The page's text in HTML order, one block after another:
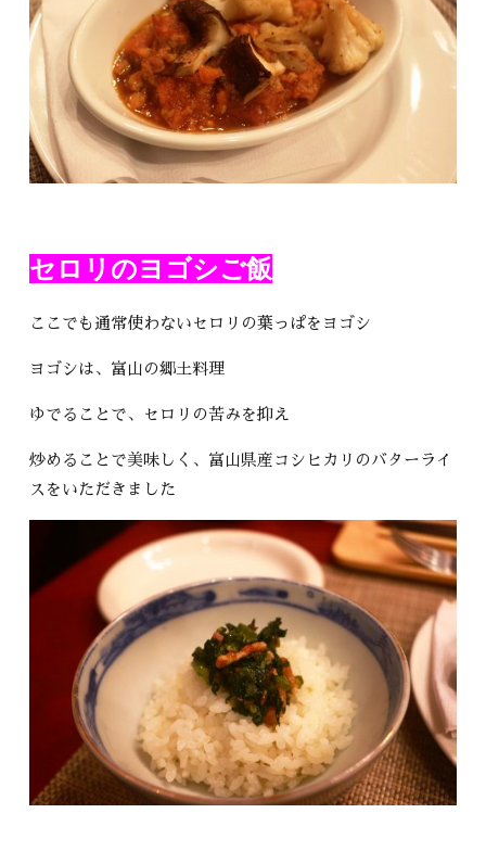
セロリのヨゴシご飯
ここでも通常使わないセロリの葉っぱをヨゴシ
ヨゴシは、富山の郷土料理
ゆでることで、セロリの苦みを抑え
炒めることで美味しく、富山県産コシヒカリのバターライ
スをいただきました